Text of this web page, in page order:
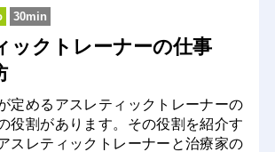
30min
ックトレーナーの仕事
定めるアスレティックトレーナーの
役割があります。その役割を紹介す
スレティックトレーナーと治療家の